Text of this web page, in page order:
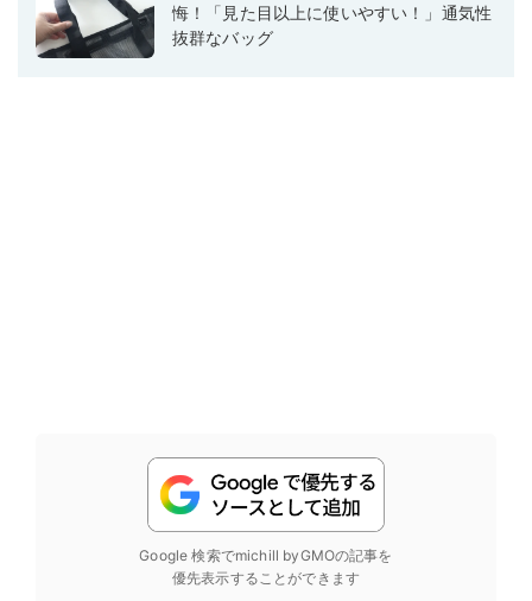
悔！「見た目以上に使いやすい！」通気性
抜群なバッグ
Google 検索でmichill byGMOの記事を
優先表示することができます